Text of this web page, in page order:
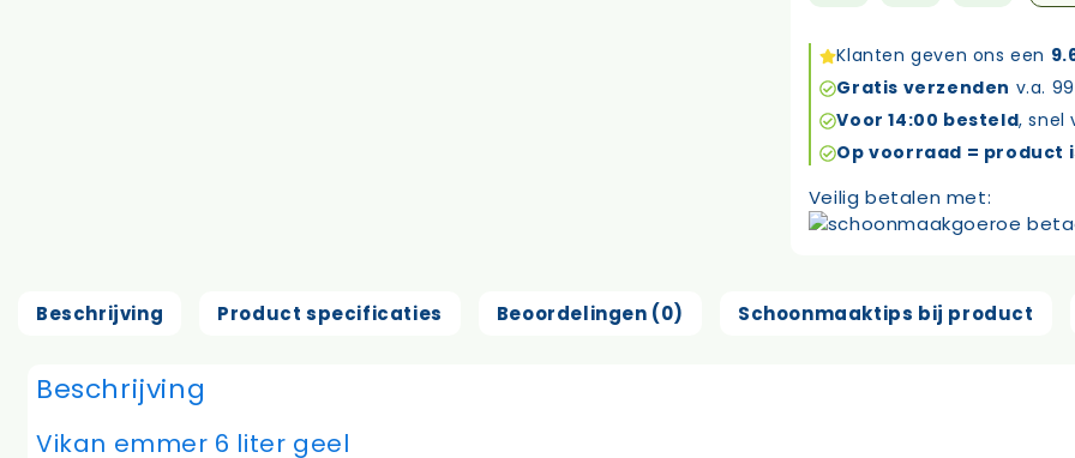
6
liter
geel
aantal
Klanten geven ons een
Gratis verzenden v.a.
Voor 14:00 besteld, snel
Op voorraad = product
Veilig betalen met:
Beschrijving Product specificaties Beoordelingen (0) Schoonmaaktips bij product
Beschrijving
Vikan emmer 6 liter geel